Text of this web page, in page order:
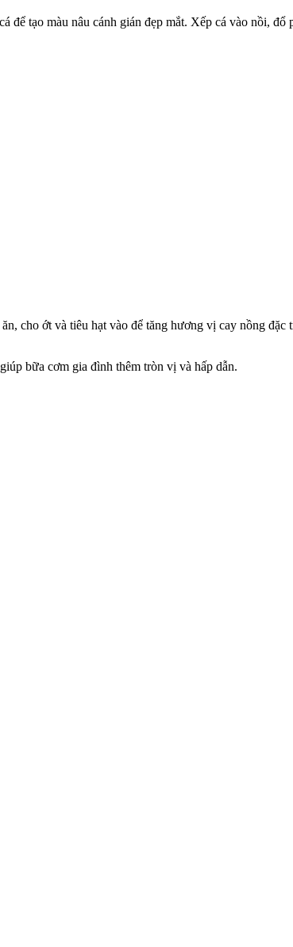
tạo màu nâu cánh gián đẹp mắt. Xếp cá vào nồi,
cho ớt và tiêu hạt vào để tăng hương vị cay nồng
bữa cơm gia đình thêm tròn vị và hấp dẫn.